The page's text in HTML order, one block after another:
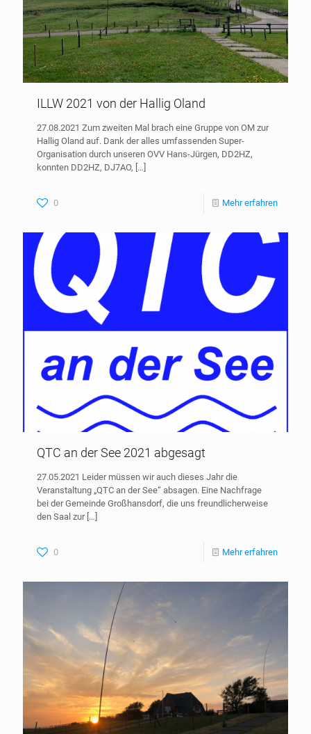
ILLW 2021 von der Hallig Oland
27.08.2021 Zum zweiten Mal brach eine Gruppe von OM zur
Hallig Oland auf. Dank der alles umfassenden Super-
Organisation durch unseren OVV Hans-Jürgen, DD2HZ,
konnten DD2HZ, DJ7AO, […]
0 Mehr erfahren
QTC an der See 2021 abgesagt
27.05.2021 Leider müssen wir auch dieses Jahr die
Veranstaltung „QTC an der See“ absagen. Eine Nachfrage
bei der Gemeinde Großhansdorf, die uns freundlicherweise
den Saal zur[…]
0 Mehr erfahren